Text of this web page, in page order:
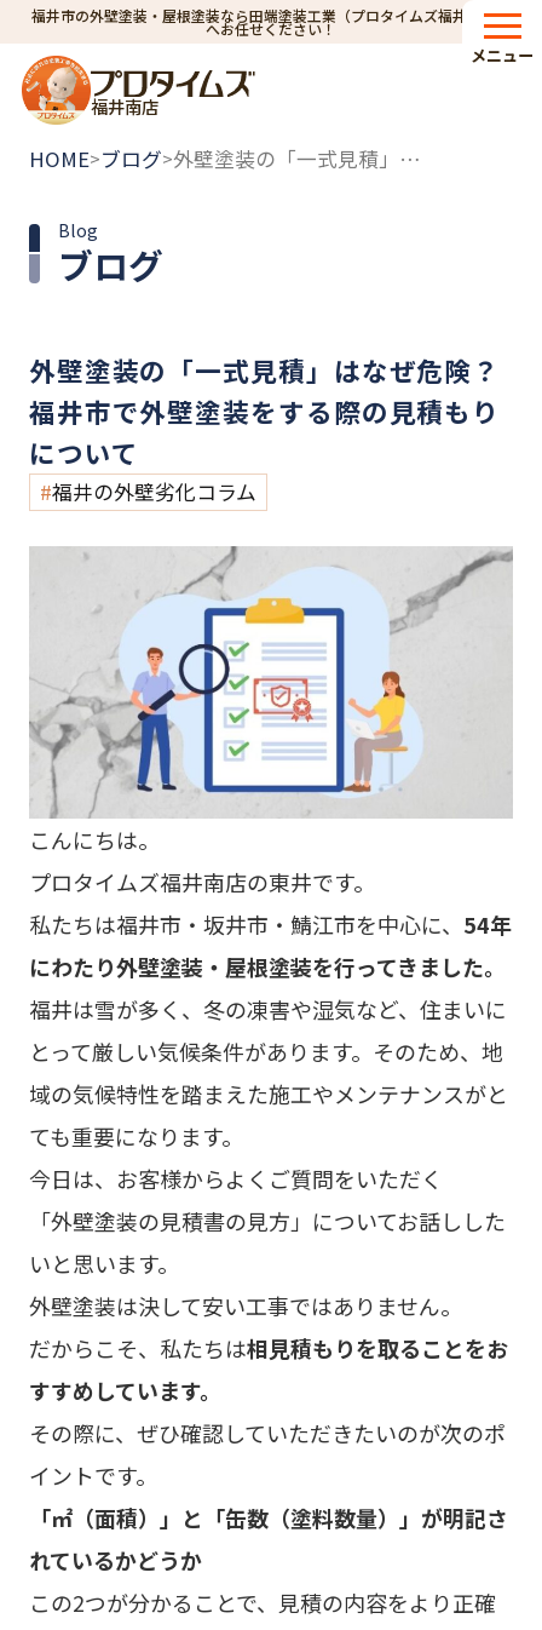
福井市の外壁塗装・屋根塗装なら田端塗装工業（プロタイムズ福井南店）
へお任せください！
福井南店
メニュー
HOME>ブログ> 外壁塗装の「一式見積」はなぜ危険？福井市で外壁塗装をする際の見積もりについて
ブログ
Blog
外壁塗装の「一式見積」はなぜ危険？
福井市で外壁塗装をする際の見積もり
について
福井の外壁劣化コラム
こんにちは。
プロタイムズ福井南店の東井です。
私たちは福井市・坂井市・鯖江市を中心に、 54年
にわたり外壁塗装・屋根塗装を行ってきました。
福井は雪が多く、冬の凍害や湿気など、住まいに
とって厳しい気候条件があります。そのため、地
域の気候特性を踏まえた施工やメンテナンスがと
ても重要になります。
今日は、お客様からよくご質問をいただく
「外壁塗装の見積書の見方」についてお話しした
いと思います。
外壁塗装は決して安い工事ではありません。
だからこそ、私たちは相見積もりを取ることをお
すすめしています。
その際に、ぜひ確認していただきたいのが次のポ
イントです。
「㎡（面積）」と「缶数（塗料数量）」が明記さ
れているかどうか
この2つが分かることで、見積の内容をより正確